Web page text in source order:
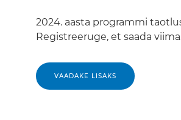
2024. aasta programmi
Registreeruge, et saada
VAADAKE LISAKS